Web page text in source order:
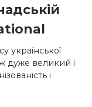
української
дуже великий і
і